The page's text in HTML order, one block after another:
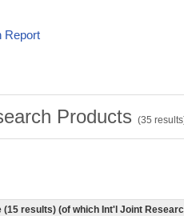
Report
Products (35
(15 results) (of which Int'l Joint